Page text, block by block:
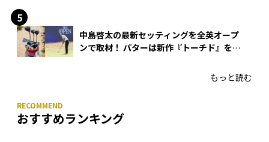
中島啓太の最新セッティングを全英オープ
ンで取材！ パターは新作『トーチド』を投
もっと読む
おすすめランキング